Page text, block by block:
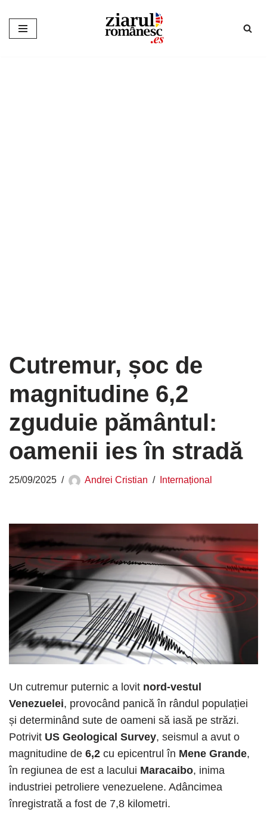
Sari
Cutremur, șoc de
magnitudine 6,2
zguduie pământul:
oamenii ies în stradă
25/09/2025 Andrei Cristian Internațional
Un cutremur puternic a lovit nord-vestul
Venezuelei, provocând panică în rândul populației
și determinând sute de oameni să iasă pe străzi.
Potrivit US Geological Survey, seismul a avut o
magnitudine de 6,2 cu epicentrul în Mene Grande,
în regiunea de est a lacului Maracaibo, inima
industriei petroliere venezuelene. Adâncimea
înregistrată a fost de 7,8 kilometri.